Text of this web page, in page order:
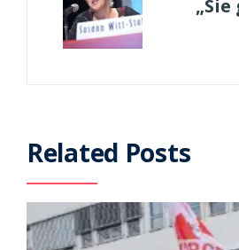
Related Posts